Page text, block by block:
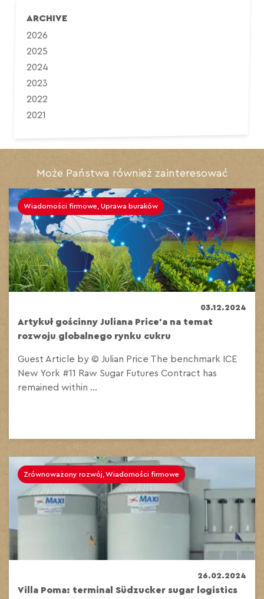
ARCHIVE
2026
2025
2024
2023
2022
2021
Może Państwa również zainteresować
Wiadomości firmowe, Uprawa buraków
03.12.2024
Artykuł gościnny Juliana Price’a na temat
rozwoju globalnego rynku cukru
Guest Article by © Julian Price The benchmark ICE
New York #11 Raw Sugar Futures Contract has
remained within ...
Zrównoważony rozwój, Wiadomości firmowe
26.02.2024
Villa Poma: terminal Südzucker sugar logistics